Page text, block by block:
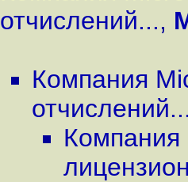
отчислений...,
Компания
Компания